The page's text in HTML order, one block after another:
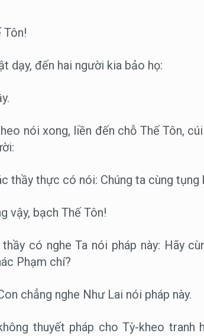
Tôn!
dạy, đến hai người kia bảo họ:
nói xong, liền đến chỗ Thế Tôn,
thầy thực có nói: Chúng ta cùng tụng
vậy, bạch Thế Tôn!
có nghe Ta nói pháp này: Hãy
Phạm chí?
chẳng nghe Như Lai nói pháp này.
thuyết pháp cho Tỳ-kheo tranh